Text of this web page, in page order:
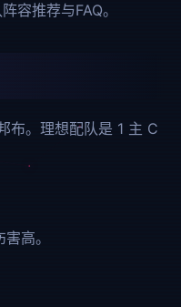
容推荐与FAQ。
布。理想配队是 1 主 C
高。